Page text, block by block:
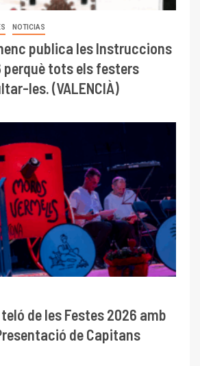
NOTICIAS
publica les Instruccions
perquè tots els festers
les. (VALENCIÀ)
de les Festes 2026 amb
de Capitans